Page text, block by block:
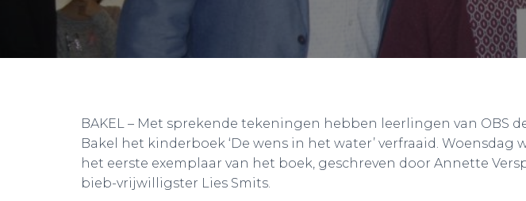
BAKEL – Met sprekende tekeningen hebben leerlingen van OBS
Bakel het kinderboek ‘De wens in het water’ verfraaid. Woensdag
het eerste exemplaar van het boek, geschreven door Annette
bieb-vrijwilligster Lies Smits.